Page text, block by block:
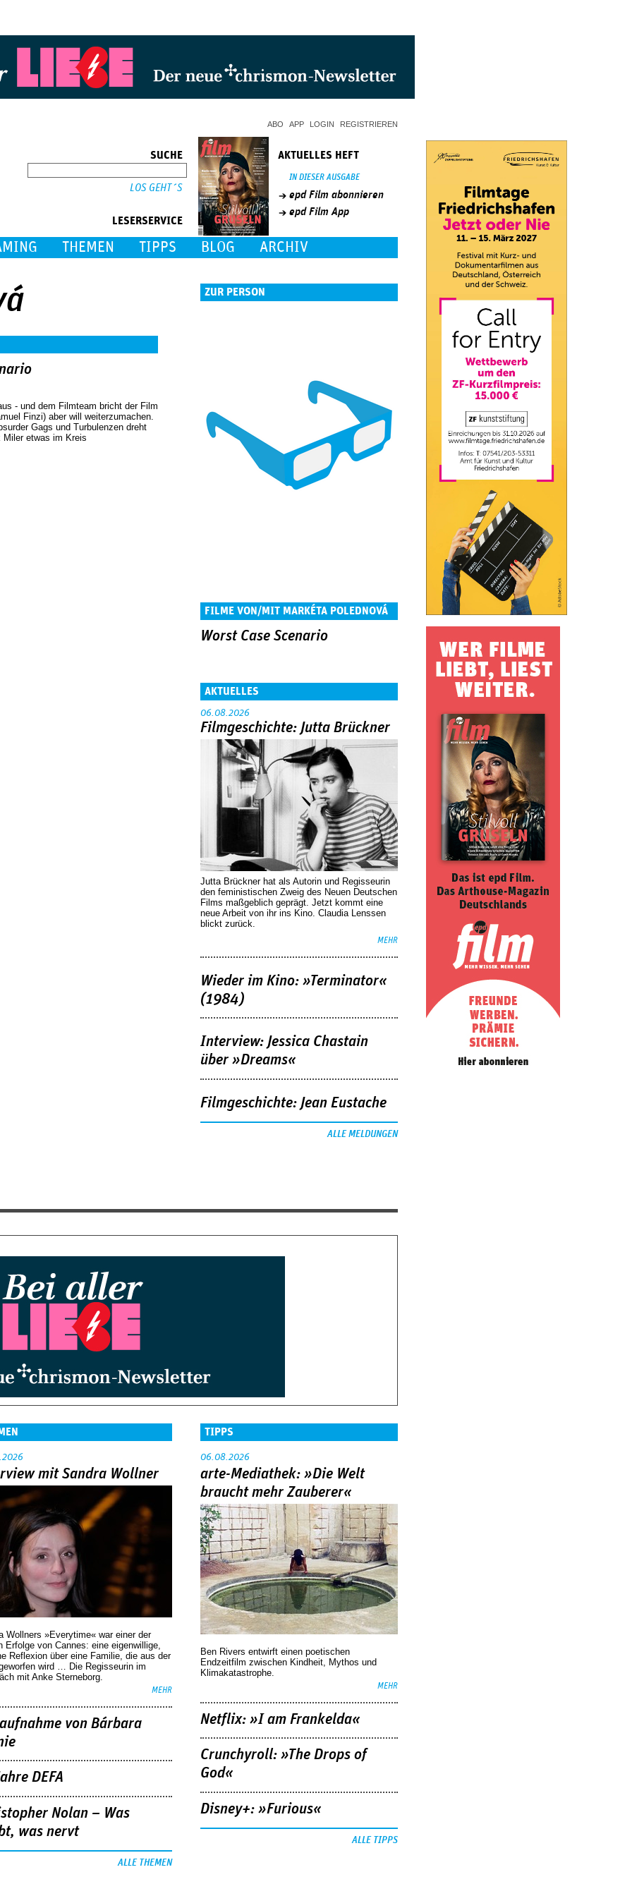
ABO APP LOGIN REGISTRIEREN
SUCHE
LESERSERVICE
AKTUELLES HEFT
IN DIESER AUSGABE
epd Film abonnieren
epd Film App
THEMEN TIPPS BLOG ARCHIV
- und dem Filmteam bricht der Film
Finzi) aber will weiterzumachen.
Gags und Turbulenzen dreht
etwas im Kreis
ZUR PERSON
FILME VON/MIT MARKÉTA POLEDNOVÁ
Worst Case Scenario
AKTUELLES
06.08.2026
Filmgeschichte: Jutta Brückner
Jutta Brückner hat als Autorin und Regisseurin
den feministischen Zweig des Neuen Deutschen
Films maßgeblich geprägt. Jetzt kommt eine
neue Arbeit von ihr ins Kino. Claudia Lenssen
blickt zurück.
MEHR
Wieder im Kino: »Terminator«
(1984)
Interview: Jessica Chastain
über »Dreams«
Filmgeschichte: Jean Eustache
ALLE MELDUNGEN
mit Sandra Wollner
Wollners »Everytime« war einer der
Erfolge von Cannes: eine eigenwillige,
Reflexion über eine ­Familie, die aus der
wird … Die Regisseurin im
mit Anke Sterneborg.
MEHR
von Bárbara
DEFA
Nolan – Was
was nervt
ALLE THEMEN
TIPPS
06.08.2026
arte-Mediathek: »Die Welt
braucht mehr Zauberer«
Ben Rivers entwirft einen poetischen
Endzeitfilm zwischen Kindheit, Mythos und
Klimakatastrophe.
MEHR
Netflix: »I am Frankelda«
Crunchyroll: »The Drops of
God«
Disney+: »Furious«
ALLE TIPPS